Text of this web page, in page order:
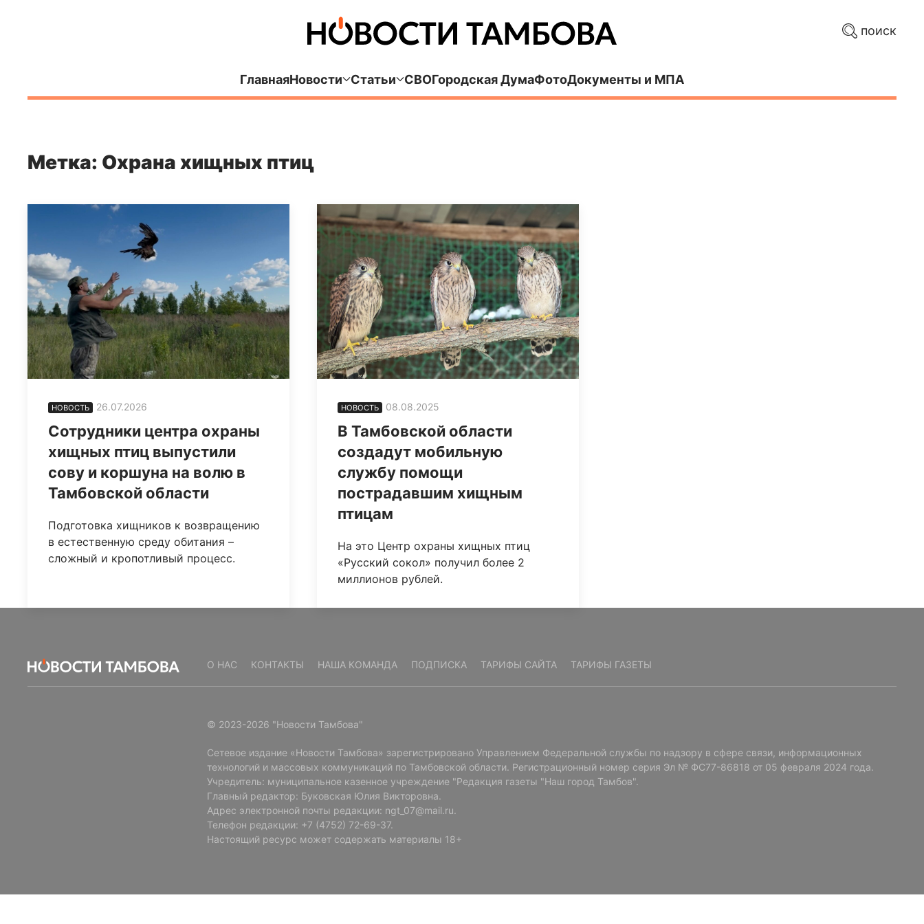
поиск
ГлавнаяНовости Статьи СВОГородская ДумаФотоДокументы и МПА
Метка: Охрана хищных птиц
НОВОСТЬ 26.07.2026
Сотрудники центра охраны
хищных птиц выпустили
сову и коршуна на волю в
Тамбовской области
Подготовка хищников к возвращению
в естественную среду обитания –
сложный и кропотливый процесс.
НОВОСТЬ 08.08.2025
В Тамбовской области
создадут мобильную
службу помощи
пострадавшим хищным
птицам
На это Центр охраны хищных птиц
«Русский сокол» получил более 2
миллионов рублей.
О НАС КОНТАКТЫ НАША КОМАНДА ПОДПИСКА ТАРИФЫ САЙТА ТАРИФЫ ГАЗЕТЫ
© 2023-2026 "Новости Тамбова"
Сетевое издание «Новости Тамбова» зарегистрировано Управлением Федеральной службы по надзору в сфере связи, информационных
технологий и массовых коммуникаций по Тамбовской области. Регистрационный номер серия Эл № ФС77-86818 от 05 февраля 2024 года.
Учредитель: муниципальное казенное учреждение "Редакция газеты "Наш город Тамбов".
Главный редактор: Буковская Юлия Викторовна.
Адрес электронной почты редакции: ngt_07@mail.ru.
Телефон редакции: +7 (4752) 72-69-37.
Настоящий ресурс может содержать материалы 18+